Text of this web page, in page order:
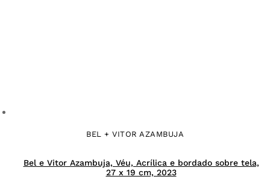
BEL + VITOR AZAMBUJA
Bel e Vitor Azambuja, Véu, Acrílica e bordado sobre tela,
27 x 19 cm, 2023